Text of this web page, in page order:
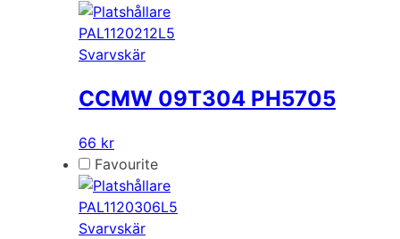
PAL1120212L5
Svarvskär
CCMW 09T304 PH5705
66 kr
Favourite
PAL1120306L5
Svarvskär